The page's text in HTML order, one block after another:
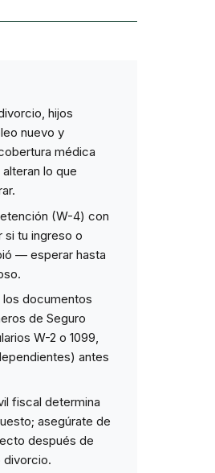
hijos
nuevo y
médica
lo que
(W-4) con
si tu ingreso o
— esperar hasta
los documentos
de Seguro
W-2 o 1099,
antes
fiscal determina
asegúrate de
después de
divorcio.